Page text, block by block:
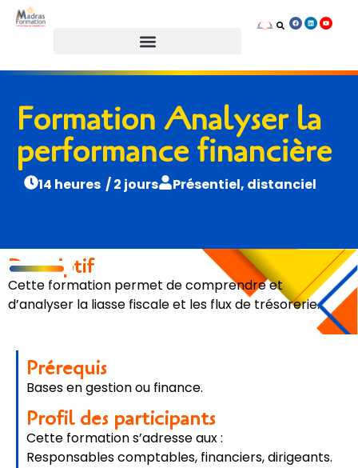
Formation Analyser la
performance financière
14 heures / 2 jours Présentiel, distanciel
Descriptif
Cette formation permet de comprendre et
d’analyser la liasse fiscale et les flux de trésorerie.
Prérequis
Bases en gestion ou finance.
Profil des participants
Cette formation s’adresse aux :
Responsables comptables, financiers, dirigeants.